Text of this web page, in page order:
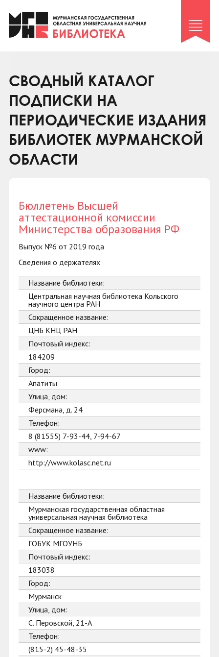
Клуб «Гиря и сельдерей»
Клуб «Семейный архив»
Коллегам
Контакты
СВОДНЫЙ КАТАЛОГ
ПОДПИСКИ НА
ПЕРИОДИЧЕСКИЕ ИЗДАНИЯ
БИБЛИОТЕК МУРМАНСКОЙ
ОБЛАСТИ
Бюллетень Высшей
аттестационной комиссии
Министерства образования РФ
Выпуск №6 от 2019 года
Сведения о держателях
Название библиотеки:
Центральная научная библиотека Кольского
научного центра РАН
Сокращенное название:
ЦНБ КНЦ РАН
Почтовый индекс:
184209
Город:
Апатиты
Улица, дом:
Ферсмана, д. 24
Телефон:
8 (81555) 7-93-44, 7-94-67
www:
http://www.kolasc.net.ru
Название библиотеки:
Мурманская государственная областная
универсальная научная библиотека
Сокращенное название:
ГОБУК МГОУНБ
Почтовый индекс:
183038
Город:
Мурманск
Улица, дом:
С. Перовской, 21-А
Телефон:
(815-2) 45-48-35